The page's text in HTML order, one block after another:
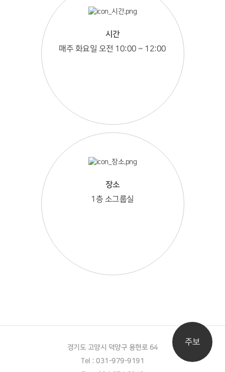
시간
매주 화요일 오전 10:00 ~ 12:00
장소
1층 소그룹실
경기도 고양시 덕양구 용현로 64
Tel : 031-979-9191
주보